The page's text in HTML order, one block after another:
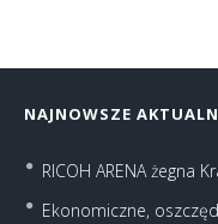
NAJNOWSZE
RICOH ARENA żegna
Ekonomiczne,